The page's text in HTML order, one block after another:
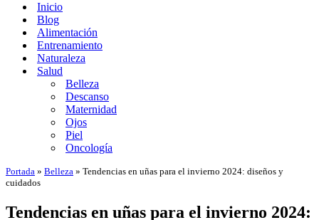
Inicio
Blog
Alimentación
Entrenamiento
Naturaleza
Salud
Belleza
Descanso
Maternidad
Ojos
Piel
Oncología
Portada » Belleza » Tendencias en uñas para el invierno 2024: diseños y
cuidados
Tendencias en uñas para el invierno 2024: